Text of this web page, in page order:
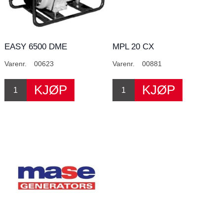
EASY 6500 DME
Varenr. 00623
MPL 20 CX
Varenr. 00881